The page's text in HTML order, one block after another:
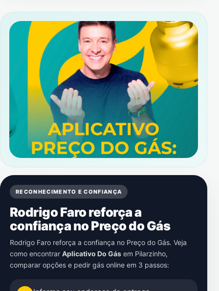
RECONHECIMENTO E CONFIANÇA
Rodrigo Faro reforça a
confiança no Preço do Gás
Rodrigo Faro reforça a confiança no Preço do Gás. Veja
como encontrar Aplicativo Do Gás em Pilarzinho,
comparar opções e pedir gás online em 3 passos: